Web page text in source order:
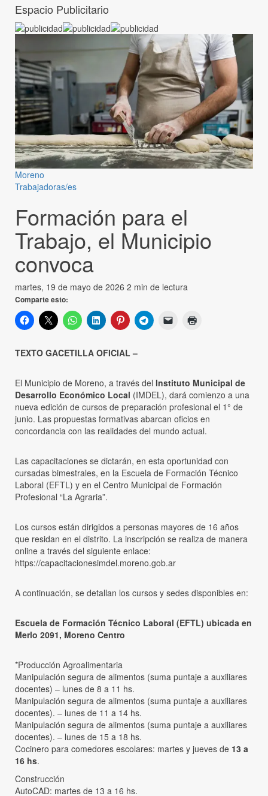
Espacio Publicitario
Moreno
Trabajadoras/es
Formación para el
Trabajo, el Municipio
convoca
martes, 19 de mayo de 2026 2 min de lectura
Comparte esto:
TEXTO GACETILLA OFICIAL –
El Municipio de Moreno, a través del Instituto Municipal de
Desarrollo Económico Local (IMDEL), dará comienzo a una
nueva edición de cursos de preparación profesional el 1° de
junio. Las propuestas formativas abarcan oficios en
concordancia con las realidades del mundo actual.
Las capacitaciones se dictarán, en esta oportunidad con
cursadas bimestrales, en la Escuela de Formación Técnico
Laboral (EFTL) y en el Centro Municipal de Formación
Profesional “La Agraria”.
Los cursos están dirigidos a personas mayores de 16 años
que residan en el distrito. La inscripción se realiza de manera
online a través del siguiente enlace:
https://capacitacionesimdel.moreno.gob.ar
A continuación, se detallan los cursos y sedes disponibles en:
Escuela de Formación Técnico Laboral (EFTL) ubicada en
Merlo 2091, Moreno Centro
*Producción Agroalimentaria
Manipulación segura de alimentos (suma puntaje a auxiliares
docentes) – lunes de 8 a 11 hs.
Manipulación segura de alimentos (suma puntaje a auxiliares
docentes). – lunes de 11 a 14 hs.
Manipulación segura de alimentos (suma puntaje a auxiliares
docentes). – lunes de 15 a 18 hs.
Cocinero para comedores escolares: martes y jueves de 13 a
16 hs.
Construcción
AutoCAD: martes de 13 a 16 hs.